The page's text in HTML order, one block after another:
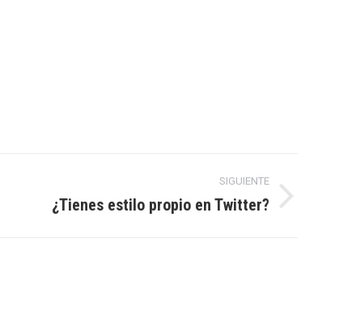
SIGUIENTE
¿Tienes estilo propio en Twitter?